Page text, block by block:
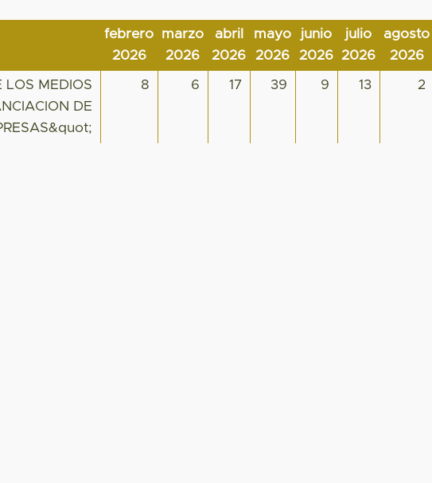
febrero
2026
marzo
2026
abril
2026
mayo
2026
junio
2026
julio
2026
agosto
2026
LOS MEDIOS
DE
8 6 17 39 9 13 2